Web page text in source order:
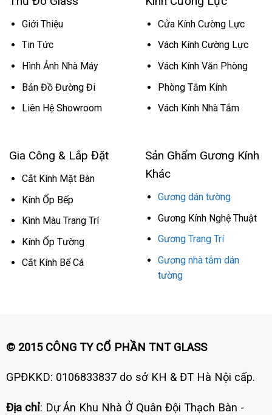
Giới Thiệu
Tin Tức
Hình Ảnh Nhà Máy
Bản Đồ Đường Đi
Liên Hệ Showroom
Cửa Kính Cường Lực
Vách Kính Cường Lực
Vách Kính Văn Phòng
Phòng Tắm Kính
Vách Kính Nhà Tắm
Gia Công & Lắp Đặt
Cắt Kính Mặt Bàn
Kính Ốp Bếp
Kình Màu Trang Trí
Kính Ốp Tường
Cắt Kính Bể Cá
Sản Ghẩm Gương Kính
Khác
Gương dán tường
Gương Kính Nghệ Thuật
Gương Trang Trí
Gương nhà tắm dán
tường
© 2015 CÔNG TY CỔ PHẦN TNT GLASS
GPĐKKD: 0106833837 do sở KH & ĐT Hà Nội cấp.
Địa chỉ: Dự Án Khu Nhà Ở Quân Đội Thạch Bàn -